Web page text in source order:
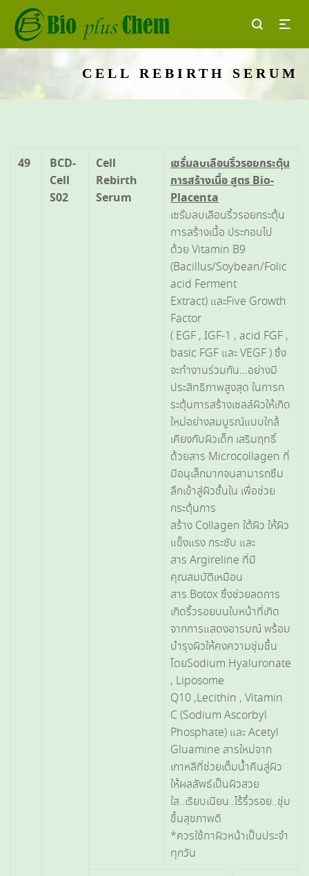
CELL REBIRTH SERUM
49
BCD-
Cell
S02
Cell
Rebirth
Serum
เซรั่มลบเลือนริ้วรอยกระตุ้น
การสร้างเนื้อ สูตรBio-
Placenta
เซรั่มลบเลือนริ้วรอยกระตุ้น
การสร้างเนื้อ ประกอบไป
ด้วย Vitamin B9
(Bacillus/Soybean/Folic
acid Ferment
Extract) และFive Growth
Factor
( EGF , IGF-1 , acid FGF ,
basic FGF และ VEGF ) ซึ่ง
จะทำงานร่วมกัน…อย่างมี
ประสิทธิภาพสูงสุด ในการก
ระตุ้นการสร้างเซลล์ผิวให้เกิด
ใหม่อย่างสมบูรณ์แบบใกล้
เคียงกับผิวเด็ก เสริมฤทธิ์
ด้วยสาร Microcollagen ที่
มีอนุเล็กมากจนสามารถซึม
ลึกเข้าสู่ผิวชั้นใน เพื่อช่วย
กระตุ้นการ
สร้าง Collagen ใต้ผิว ให้ผิว
แข็งแรง กระชับ และ
สาร Argireline ที่มี
คุณสมบัติเหมือน
สาร Botox ซึ่งช่วยลดการ
เกิดริ้วรอยบนใบหน้าที่เกิด
จากการแสดงอารมณ์ พร้อม
บำรุงผิวให้คงความชุ่มชื้น
โดยSodium Hyaluronate
, Liposome
Q10 ,Lecithin , Vitamin
C (Sodium Ascorbyl
Phosphate) และ Acetyl
Gluamine สารใหม่จาก
เกาหลีที่ช่วยเต็มน้ำคืนสู่ผิว
ให้ผลลัพธ์เป็นผิวสวย
ใส..เรียบเนียน..ไร้ริ้วรอย..ชุ่ม
ชื้นสุขภาพดี
*ควรใช้ทาผิวหน้าเป็นประจำ
ทุกวัน